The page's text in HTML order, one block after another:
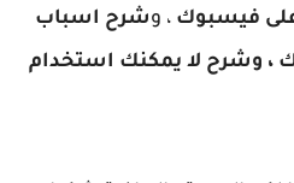
فيسبوك ، وشرح اسباب
، وشرح لا يمكنك استخدام